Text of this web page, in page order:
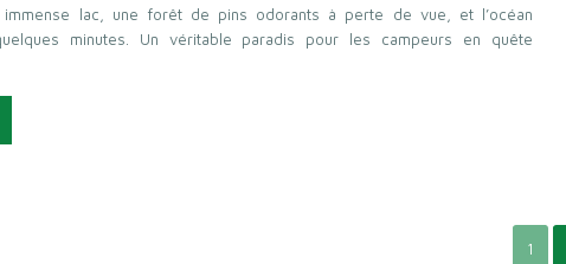
immense lac, une forêt de pins odorants à perte de vue, et l’océan
minutes. Un véritable paradis pour les campeurs en quête
1